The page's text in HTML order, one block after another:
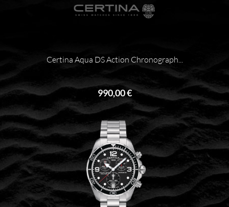
Certina Aqua DS Action Chronograph...
990,00 €